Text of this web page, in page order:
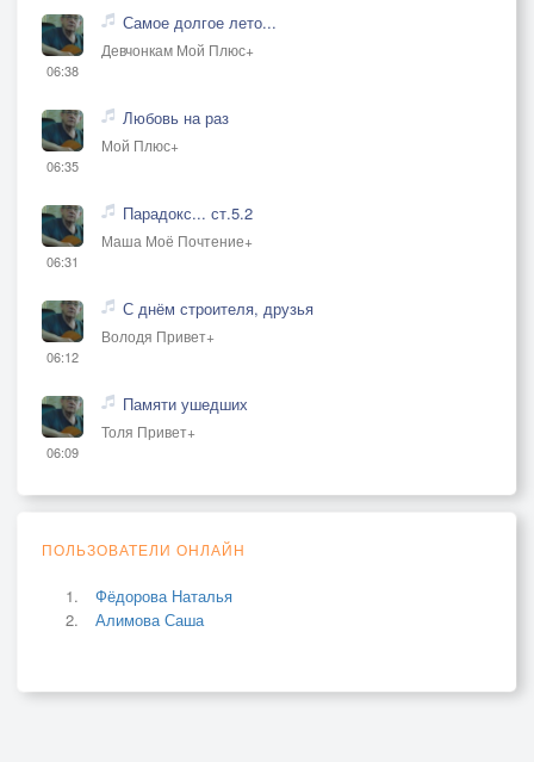
06:38
Самое долгое лето...
Девчонкам Мой Плюс+
06:35
Любовь на раз
Мой Плюс+
06:31
Парадокс... ст.5.2
Маша Моё Почтение+
06:12
С днём строителя, друзья
Володя Привет+
06:09
Памяти ушедших
Толя Привет+
ПОЛЬЗОВАТЕЛИ ОНЛАЙН
Фёдорова Наталья
Алимова Саша